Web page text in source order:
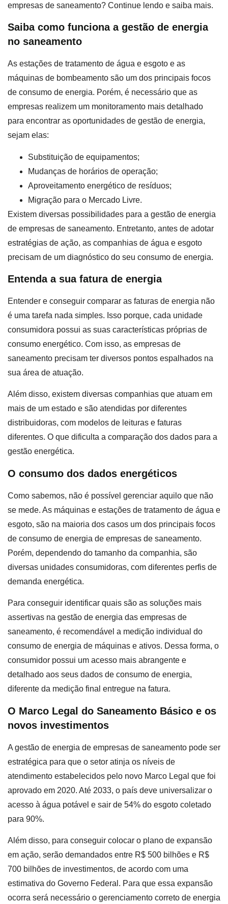
empresas de saneamento? Continue lendo e saiba mais.
Saiba como funciona a gestão de energia
no saneamento
As estações de tratamento de água e esgoto e as
máquinas de bombeamento são um dos principais focos
de consumo de energia. Porém, é necessário que as
empresas realizem um monitoramento mais detalhado
para encontrar as oportunidades de gestão de energia,
sejam elas:
Substituição de equipamentos;
Mudanças de horários de operação;
Aproveitamento energético de resíduos;
Migração para o Mercado Livre.
Existem diversas possibilidades para a gestão de energia
de empresas de saneamento. Entretanto, antes de adotar
estratégias de ação, as companhias de água e esgoto
precisam de um diagnóstico do seu consumo de energia.
Entenda a sua fatura de energia
Entender e conseguir comparar as faturas de energia não
é uma tarefa nada simples. Isso porque, cada unidade
consumidora possui as suas características próprias de
consumo energético. Com isso, as empresas de
saneamento precisam ter diversos pontos espalhados na
sua área de atuação.
Além disso, existem diversas companhias que atuam em
mais de um estado e são atendidas por diferentes
distribuidoras, com modelos de leituras e faturas
diferentes. O que dificulta a comparação dos dados para a
gestão energética.
O consumo dos dados energéticos
Como sabemos, não é possível gerenciar aquilo que não
se mede. As máquinas e estações de tratamento de água e
esgoto, são na maioria dos casos um dos principais focos
de consumo de energia de empresas de saneamento.
Porém, dependendo do tamanho da companhia, são
diversas unidades consumidoras, com diferentes perfis de
demanda energética.
Para conseguir identificar quais são as soluções mais
assertivas na gestão de energia das empresas de
saneamento, é recomendável a medição individual do
consumo de energia de máquinas e ativos. Dessa forma, o
consumidor possui um acesso mais abrangente e
detalhado aos seus dados de consumo de energia,
diferente da medição final entregue na fatura.
O Marco Legal do Saneamento Básico e os
novos investimentos
A gestão de energia de empresas de saneamento pode ser
estratégica para que o setor atinja os níveis de
atendimento estabelecidos pelo novo Marco Legal que foi
aprovado em 2020. Até 2033, o país deve universalizar o
acesso à água potável e sair de 54% do esgoto coletado
para 90%.
Além disso, para conseguir colocar o plano de expansão
em ação, serão demandados entre R$ 500 bilhões e R$
700 bilhões de investimentos, de acordo com uma
estimativa do Governo Federal. Para que essa expansão
ocorra será necessário o gerenciamento correto de energia